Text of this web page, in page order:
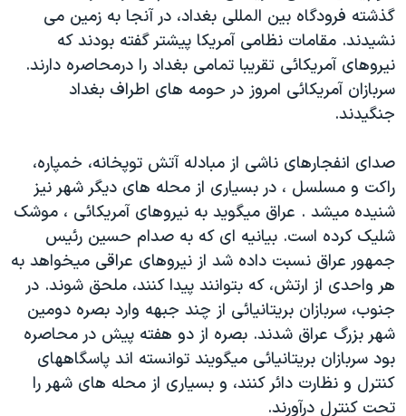
فرهنگ و زندگی
حقوق شهروندی
اقتصادی
علم و فناوری
اسرائیل در جنگ
گالری عکس
آرشیو پخش زنده
مستندها
انتخابات ریاست جمهوری آمریکا ۲۰۲۴
حمله جمهوری اسلامی به اسرائیل
رمز مهسا
ورزش زنان در ایران
اعتراضات زن، زندگی، آزادی
مجموعه مستندهای دادخواهی
تریبونال مردمی آبان ۹۸
دادگاه حمید نوری
چهل سال گروگان‌گیری
قانون شفافیت دارائی کادر رهبری ایران
اعتراضات مردمی آبان ۹۸
دنبال کنید
زبانهای مختلف
گذشته فرودگاه بين المللی بغداد، در آنجا به زمين می
نشيدند. مقامات نظامی آمريکا پيشتر گفته بودند که
نيروهای آمريکائی تقريبا تمامی بغداد را درمحاصره دارند.
سربازان آمريکائی امروز در حومه های اطراف بغداد
جنگيدند.
صدای انفجارهای ناشی از مبادله آتش توپخانه، خمپاره،
راکت و مسلسل ، در بسياری از محله های ديگر شهر نيز
شنيده ميشد . عراق ميگويد به نيروهای آمريکائی ، موشک
شليک کرده است. بيانيه ای که به صدام حسين رئيس
جمهور عراق نسبت داده شد از نيروهای عراقی ميخواهد به
هر واحدی از ارتش، که بتوانند پيدا کنند، ملحق شوند. در
جنوب، سربازان بريتانيائی از چند جبهه وارد بصره دومين
شهر بزرگ عراق شدند. بصره از دو هفته پيش در محاصره
بود سربازان بريتانيائی ميگويند توانسته اند پاسگاههای
کنترل و نظارت دائر کنند، و بسياری از محله های شهر را
تحت کنترل درآورند.